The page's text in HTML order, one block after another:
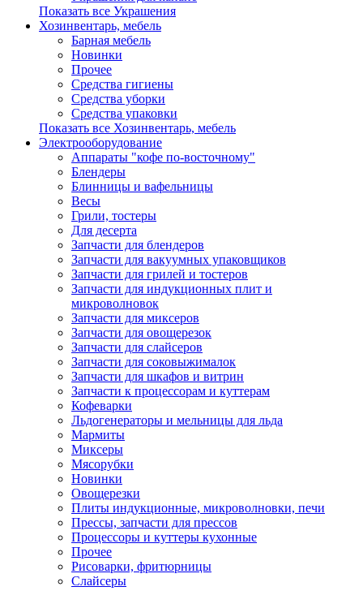
Показать все Украшения
Хозинвентарь, мебель
Барная мебель
Новинки
Прочее
Средства гигиены
Средства уборки
Средства упаковки
Показать все Хозинвентарь, мебель
Электрооборудование
Аппараты "кофе по-восточному"
Блендеры
Блинницы и вафельницы
Весы
Грили, тостеры
Для десерта
Запчасти для блендеров
Запчасти для вакуумных упаковщиков
Запчасти для грилей и тостеров
Запчасти для индукционных плит и
микроволновок
Запчасти для миксеров
Запчасти для овощерезок
Запчасти для слайсеров
Запчасти для соковыжималок
Запчасти для шкафов и витрин
Запчасти к процессорам и куттерам
Кофеварки
Льдогенераторы и мельницы для льда
Мармиты
Миксеры
Мясорубки
Новинки
Овощерезки
Плиты индукционные, микроволновки, печи
Прессы, запчасти для прессов
Процессоры и куттеры кухонные
Прочее
Рисоварки, фритюрницы
Слайсеры